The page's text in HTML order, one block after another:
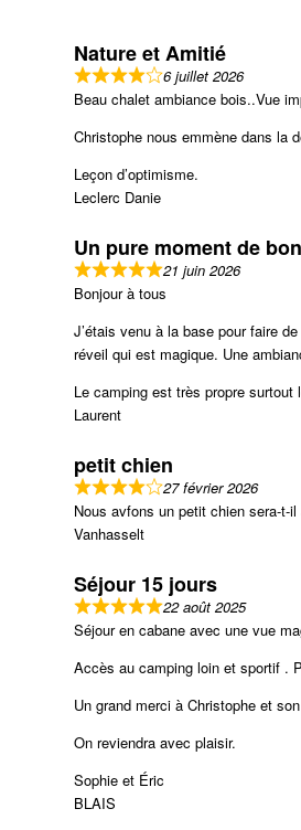
Nature et Amitié
6 juillet 2026
Beau chalet ambiance bois..Vue
Christophe nous emmène dans la
Leçon d’optimisme.
Leclerc Danie
Un pure moment de
21 juin 2026
Bonjour à tous
J’étais venu à la base pour faire
réveil qui est magique. Une
Le camping est très propre surtout
Laurent
petit chien
27 février 2026
Nous avfons un petit chien sera-t-
Vanhasselt
Séjour 15 jours
22 août 2025
Séjour en cabane avec une vue
Accès au camping loin et sportif .
Un grand merci à Christophe et
On reviendra avec plaisir.
Sophie et Éric
BLAIS